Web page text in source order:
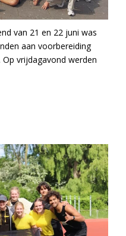
van 21 en 22 juni was
aan voorbereiding
vrijdagavond werden